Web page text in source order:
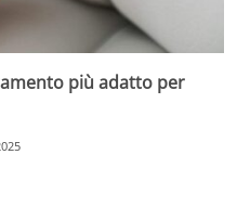
più adatto per